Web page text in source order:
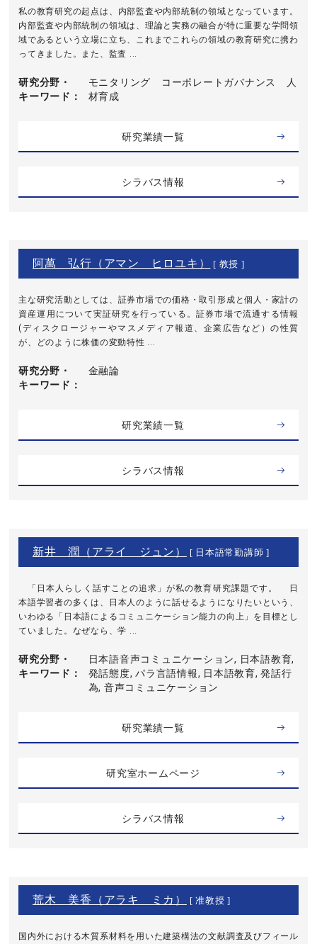
私の教育研究の起点は、内部監査や内部統制の領域となっています。
内部監査や内部統制の領域は、理論と実務の融合が特に重要な学問領
域であるという立場に立ち、これまでこれらの領域の教育研究に携わ
ってきました。また、監査 ...
研究分野・
キーワード
モニタリング コーポレートガバナンス 人
材育成
研究業績一覧
シラバス情報
阿萬 弘行（アマン ヒロユキ） [ 教授 ]
主な研究活動としては、証券市場での価格・取引形成と個人・家計の
資産運用について実証研究を行っている。証券市場で流通する情報
(ディスクロージャーやマスメディア報道、企業広告など）の性質
が、どのように株価の変動特性 ...
研究分野・
キーワード
金融論
研究業績一覧
シラバス情報
新井 潤（アライ ジュン） [ 日本語常勤講師 ]
「日本人らしく話すことの追求」が私の教育研究課題です。 日
本語学習者の多くは、日本人のように話せるようになりたいという、
いわゆる「日本語によるコミュニケーション能力の向上」を目標とし
ていました。なぜなら、学 ...
研究分野・
キーワード
日本語音声コミュニケーション, 日本語教育,
発話態度, パラ言語情報, 日本語教育, 発話行
為, 音声コミュニケーション
研究業績一覧
研究室ホームページ
シラバス情報
荒木 美香（アラキ ミカ） [ 准教授 ]
国内外における木質系材料を用いた建築構法の文献調査及びフィール